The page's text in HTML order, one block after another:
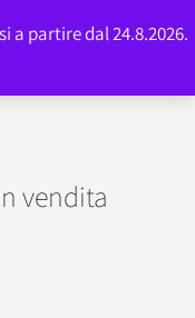
vendita
a partire dal 24.8.2026.